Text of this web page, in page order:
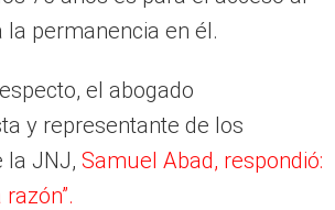
la permanencia en él.
el abogado
y representante de los
la JNJ, Samuel Abad, respondió: